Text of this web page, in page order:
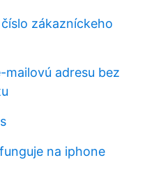
zákazníckeho
adresu bez
na iphone